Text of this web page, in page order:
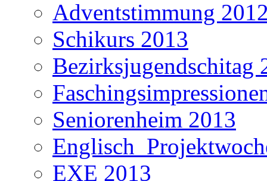
Adventstimmung
Schikurs 2013
Bezirksjugendschitag
Seniorenheim 2013
EXE 2013